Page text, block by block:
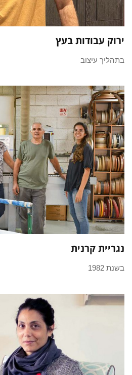
ירוק עבודות בעץ
בתהליך עיצוב
נגריית קרנית
בשנת 1982